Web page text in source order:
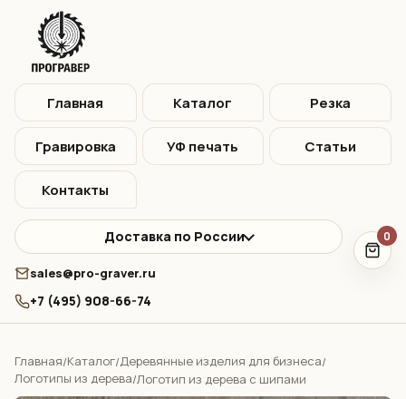
Главная Каталог Резка
Гравировка УФ печать Статьи
Контакты
Доставка по России
sales@pro-graver.ru
+7 (495) 908-66-74
0
Главная/Каталог/Деревянные изделия для бизнеса/
Логотипы из дерева/Логотип из дерева с шипами